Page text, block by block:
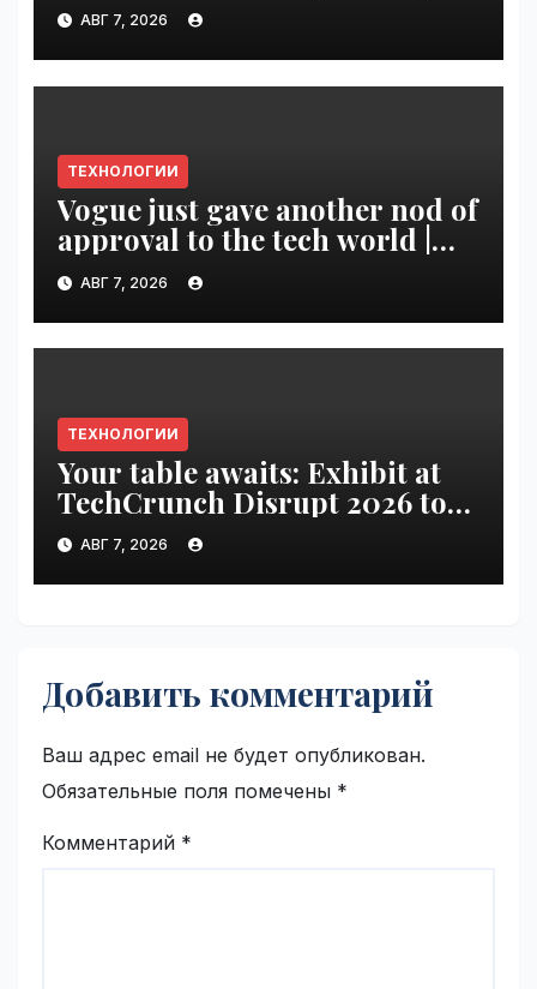
АВГ 7, 2026
ТЕХНОЛОГИИ
Vogue just gave another nod of
approval to the tech world |
VseTime.ru
АВГ 7, 2026
ТЕХНОЛОГИИ
Your table awaits: Exhibit at
TechCrunch Disrupt 2026 to
be seen by thousands |
VseTime.ru
АВГ 7, 2026
Добавить комментарий
Ваш адрес email не будет опубликован.
Обязательные поля помечены *
Комментарий *